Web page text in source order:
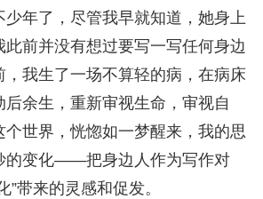
少年了，尽管我早就知道，她身上
前并没有想过要写一写任何身边
，我生了一场不算轻的病，在病床
余生，重新审视生命，审视自
个世界，恍惚如一梦醒来，我的思
的变化——把身边人作为写作对
”带来的灵感和促发。